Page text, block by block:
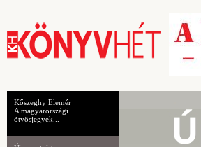
Kőszeghy Elemér
A magyarországi
ötvösjegyek...